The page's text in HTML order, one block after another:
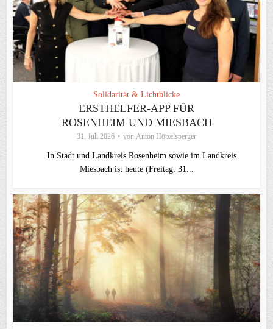
Solidarität & Lichtblicke
ERSTHELFER-APP FÜR
ROSENHEIM UND MIESBACH
31. Juli 2026 von Anton Hötzelsperger
In Stadt und Landkreis Rosenheim sowie im Landkreis
Miesbach ist heute (Freitag, 31...